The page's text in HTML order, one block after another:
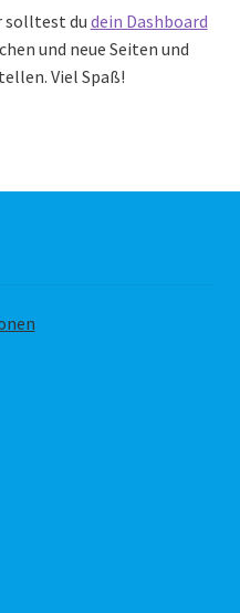
solltest du dein Dashboard
und neue Seiten und
Viel Spaß!